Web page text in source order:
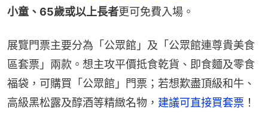
小童、65歲或以上長者更可免費入場。
展覽門票主要分為「公眾館」及「公眾館連尊貴美食
區套票」兩款。想主攻平價抵食乾貨、即食麵及零食
福袋，可購買「公眾館」門票；若想歎盡頂級和牛、
高級黑松露及醇酒等精緻名物， 建議可直接買套票 ！